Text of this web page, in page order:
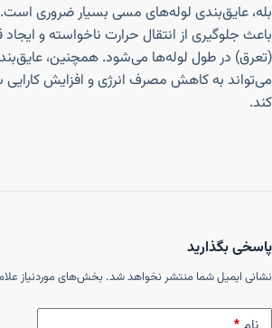
بله، عایق‌بندی لوله‌های مسی بسیار ضروری
باعث جلوگیری از انتقال حرارت ناخواسته و
(تعرق) در طول لوله‌ها می‌شود. همچنین،
می‌تواند به کاهش مصرف انرژی و افزایش
کند.
پاسخی بگذارید
نشانی ایمیل شما منتشر نخواهد شد. بخش‌های موردنیاز